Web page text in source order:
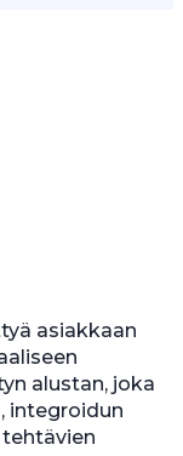
asiakkaan
alustan, joka
integroidun